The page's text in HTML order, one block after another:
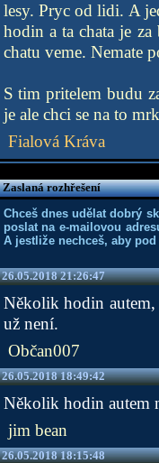
lesy. Pryc od lidi. A
hodin a ta chata je
chatu veme. Nemate
S tim pritelem budu
je ale chci se na to
Fialová Kráva
Zaslaná rozhřešení
Chceš dnes udělat dobrý
poslat na e-mailovou
A jestliže nechceš, aby
26.05.2018 21:26:47
Několik hodin autem,
už není.
Občan007
26.05.2018 18:49:42
Několik hodin autem
jim bean
26.05.2018 18:15:48